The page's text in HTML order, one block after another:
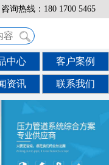
咨询热线：180 1700 5465
中心 客户案例
资讯 联系我们